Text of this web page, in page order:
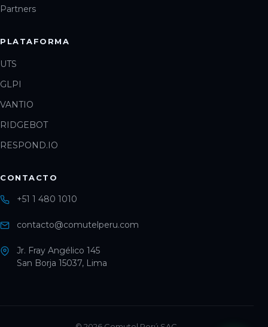
Partners
PLATAFORMA
UTS
GLPI
VANTIO
RIDGEBOT
RESPOND.IO
CONTACTO
+51 1 480 1010
contacto@comutelperu.com
Jr. Fray Angélico 145
San Borja 15037, Lima